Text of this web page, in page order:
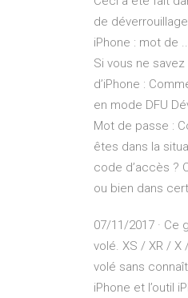
de
iPhone : mot de
Si vous ne
d’iPhone :
en mode DFU
Mot de passe :
êtes dans la
code d’accès ?
ou bien dans
07/11/2017 · Ce
volé. XS / XR /
volé sans
iPhone et l’outil